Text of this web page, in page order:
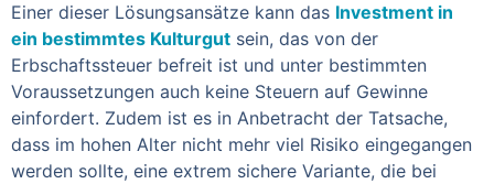
Einer dieser Lösungsansätze kann das Investment in
ein bestimmtes Kulturgut sein, das von der
Erbschaftssteuer befreit ist und unter bestimmten
Voraussetzungen auch keine Steuern auf Gewinne
einfordert. Zudem ist es in Anbetracht der Tatsache,
dass im hohen Alter nicht mehr viel Risiko eingegangen
werden sollte, eine extrem sichere Variante, die bei